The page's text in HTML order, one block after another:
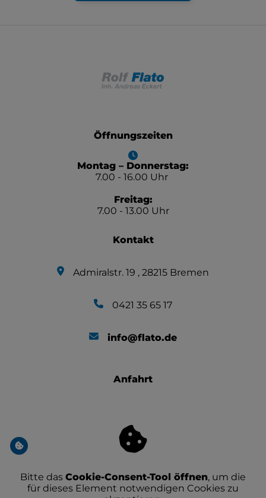
Öffnungszeiten
Montag – Donnerstag:
7.00 - 16.00 Uhr
Freitag:
7.00 - 13.00 Uhr
Kontakt
Admiralstr. 19 , 28215 Bremen
0421 35 65 17
info@flato.de
Anfahrt
Bitte das Cookie-Consent-Tool öffnen, um die
für dieses Element notwendigen Cookies zu